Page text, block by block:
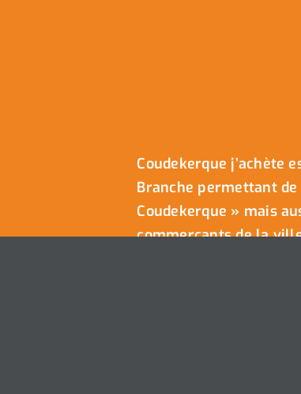
Coudekerque j’achète
Branche permettant
Coudekerque » mais
commerçants de la